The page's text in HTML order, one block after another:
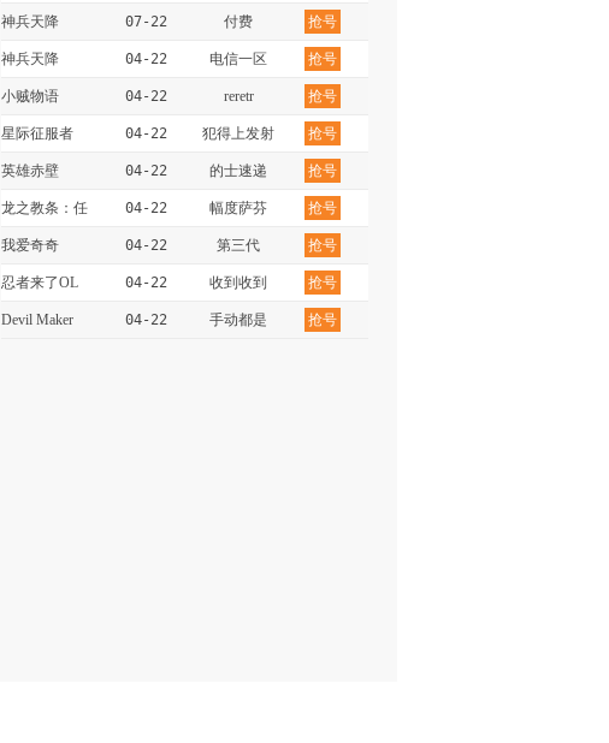
是
神兵天降 07-22 付费 抢号
神兵天降 04-22 电信一区 抢号
小贼物语 04-22 reretr 抢号
星际征服者 04-22 犯得上发射
点
抢号
英雄赤壁 04-22 的士速递 抢号
龙之教条：任
务
04-22 幅度萨芬 抢号
我爱奇奇 04-22 第三代 抢号
忍者来了OL 04-22 收到收到 抢号
Devil Maker 04-22 手动都是 抢号